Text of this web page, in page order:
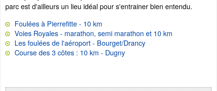
parc est d'ailleurs un lieu idéal pour s'entrainer bien entendu.
Foulées à Pierrefitte - 10 km
Voies Royales - marathon, semi marathon et 10 km
Les foulées de l'aéroport - Bourget/Drancy
Course des 3 côtes : 10 km - Dugny